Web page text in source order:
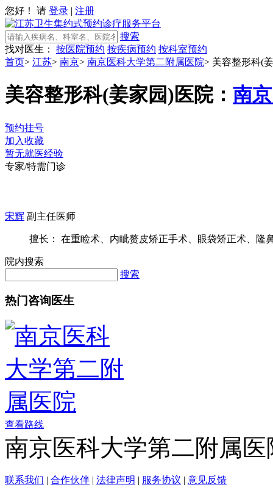
您好！ 请 登录 | 注册
搜索
找对医生：
按医院预约 按疾病预约 按科室预约
首页> 江苏> 南京> 南京医科大学第二附属医院> 美容整形科(
美容整形科(姜家园)医院： 南
预约挂号
加入收藏
暂无就医经验
专家/特需门诊
宋辉 副主任医师
擅长： 在重睑术、内眦赘皮矫正手术、眼袋矫正术、隆
院内搜索
搜索
热门咨询医生
查看路线
南京医科大学第二附属医
联系我们 | 合作伙伴 | 法律声明 | 服务协议 | 意见反馈